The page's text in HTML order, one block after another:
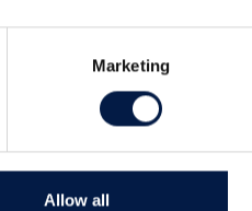
Marketing
Allow all